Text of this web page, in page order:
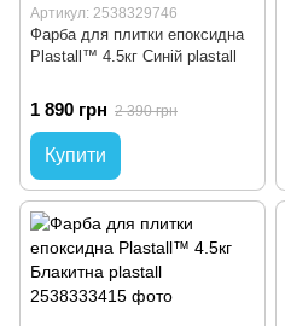
Артикул: 2538329746
Фарба для плитки епоксидна
Plastall™ 4.5кг Синій plastall
1 890 грн 2 390 грн
Купити